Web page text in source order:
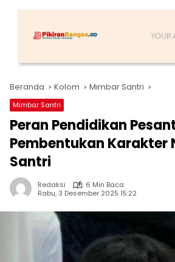
Beranda Kolom Mimbar Santri
Mimbar Santri
Peran Pendidikan
Pembentukan Karakter
Santri
Redaksi
6 Min Baca
Rabu, 3 Desember 2025 15:22